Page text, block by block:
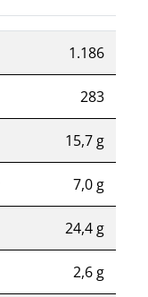
1.186
283
15,7 g
7,0 g
24,4 g
2,6 g